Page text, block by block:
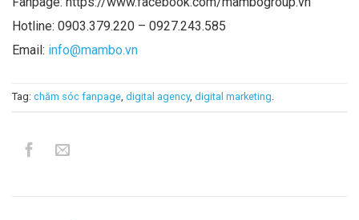
Hotline: 0903.379.220 – 0927.243.585
Email: info@mambo.vn
Tag: chăm sóc fanpage digital agency, digital marketing